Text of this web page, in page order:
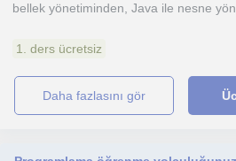
bellek yönetiminden, Java ile nesne
1. ders ücretsiz
daha fazlasını gör